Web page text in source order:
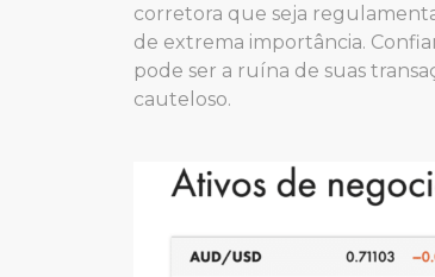
corretora que seja
de extrema importância.
pode ser a ruína de suas
cauteloso.